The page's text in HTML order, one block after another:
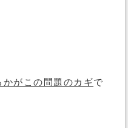
がこの問題のカギで